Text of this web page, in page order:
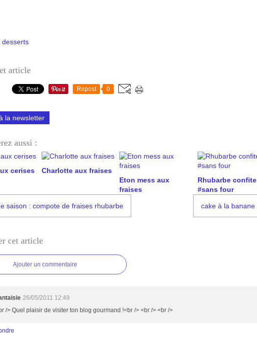
desserts
article
Repost 0
la newsletter
aussi :
cerises
Charlotte aux fraises
Eton mess aux
fraises
Rhubarbe confite
#sans four
saison : compote de fraises rhubarbe cake à la banane
cet article
Ajouter un commentaire
26/05/2011 12:49
/> Quel plaisir de visiter ton blog gourmand !<br /> <br /> <br />